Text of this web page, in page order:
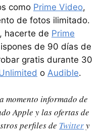
como Prime Video,
de fotos ilimitado.
hacerte de Prime
de 90 días de
gratis durante 30
o Audible.
momento informado de
Apple y las ofertas de
perfiles de Twittery